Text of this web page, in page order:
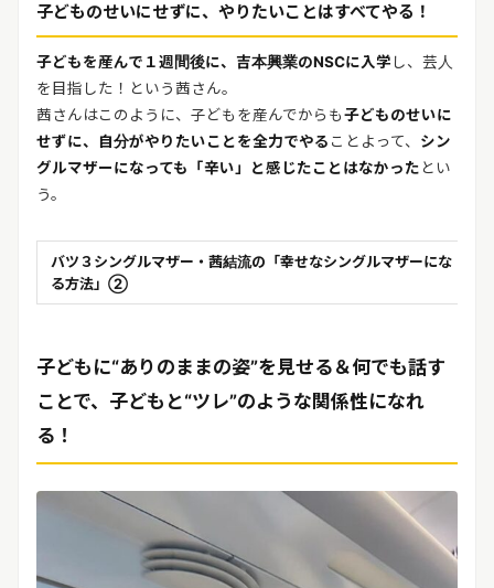
子どものせいにせずに、やりたいことはすべてやる！
子どもを産んで１週間後に、吉本興業のNSCに入学 し、芸人
を目指した！という茜さん。
茜さんはこのように、子どもを産んでからも子どものせいに
せずに、自分がやりたいことを全力でやる ことよって、 シン
グルマザーになっても「辛い」と感じたことはなかった とい
う。
バツ３シングルマザー・茜結流の「幸せなシングルマザーにな
る方法」②
子どもに“ありのままの姿”を見せる＆何でも話す
ことで、子どもと“ツレ”のような関係性になれ
る！